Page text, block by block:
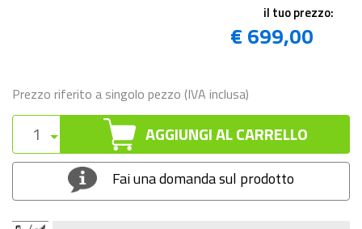
il tuo prezzo:
€ 699,00
Prezzo riferito a singolo pezzo (IVA inclusa)
AGGIUNGI AL CARRELLO
Fai una domanda sul prodotto